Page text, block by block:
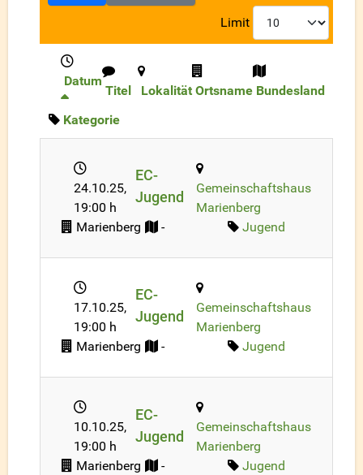
Limit
Datum
Titel Lokalität Ortsname Bundesland
Kategorie
24.10.25,
19:00 h
EC-
Jugend
Gemeinschaftshaus
Marienberg
Marienberg
- Jugend
17.10.25,
19:00 h
EC-
Jugend
Gemeinschaftshaus
Marienberg
Marienberg
- Jugend
10.10.25,
19:00 h
EC-
Jugend
Gemeinschaftshaus
Marienberg
Marienberg
- Jugend